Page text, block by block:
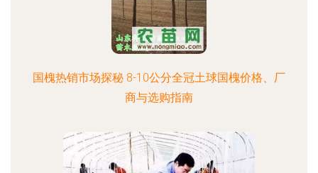
国槐热销市场探秘 8-10公分全冠土球国槐价格、厂
商与选购指南